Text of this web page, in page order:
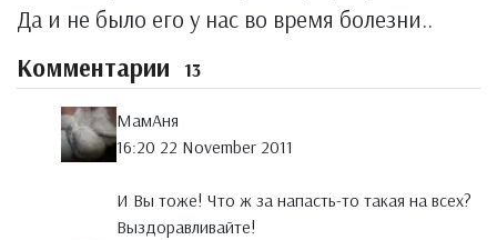
Да и не было его у нас во время болезни..
Комментарии 13
МамАня
16:20 22 November 2011
И Вы тоже! Что ж за напасть-то такая на всех?
Выздоравливайте!